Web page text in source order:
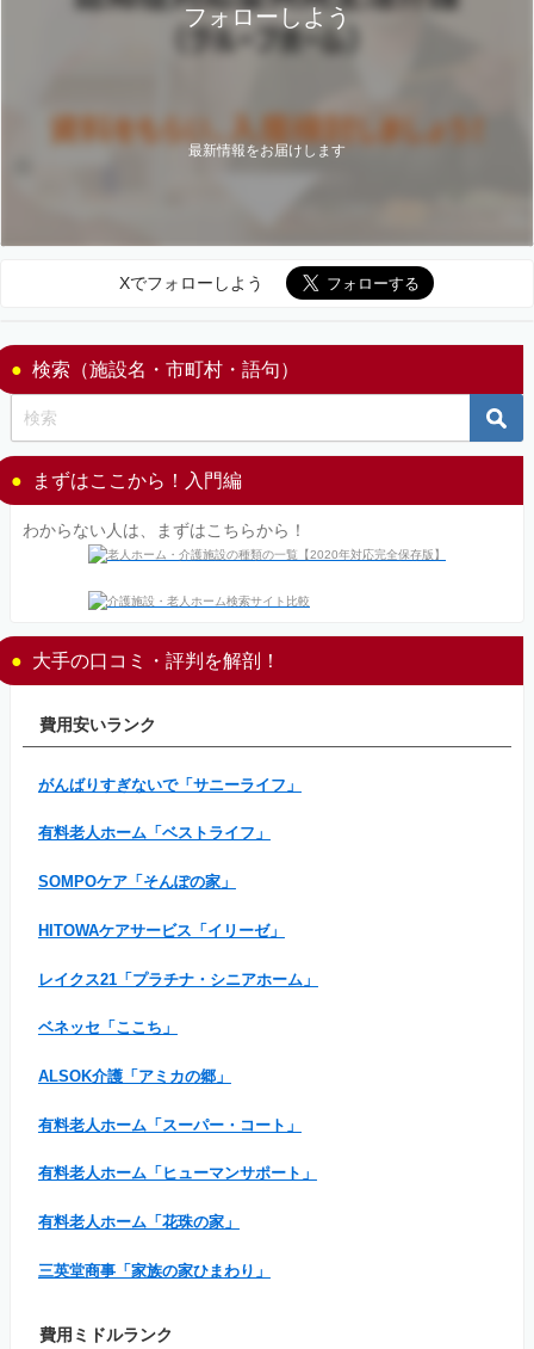
フォローしよう
最新情報をお届けします
Xでフォローしよう
検索（施設名・市町村・語句）
まずはここから！入門編
わからない人は、まずはこちらから！
大手の口コミ・評判を解剖！
費用安いランク
がんばりすぎないで「サニーライフ」
有料老人ホーム「ベストライフ」
SOMPOケア「そんぽの家」
HITOWAケアサービス「イリーゼ」
レイクス21「プラチナ・シニアホーム」
ベネッセ「ここち」
ALSOK介護「アミカの郷」
有料老人ホーム「スーパー・コート」
有料老人ホーム「ヒューマンサポート」
有料老人ホーム「花珠の家」
三英堂商事「家族の家ひまわり」
費用ミドルランク